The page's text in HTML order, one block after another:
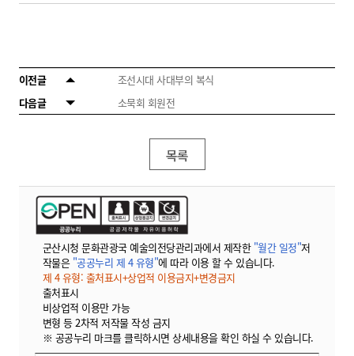
이전글
조선시대 사대부의 복식
다음글
소묵회 회원전
목록
군산시청 문화관광국 예술의전당관리과에서 제작한 "월간 일정"저
작물은 "공공누리 제 4 유형"에 따라 이용 할 수 있습니다.
제 4 유형: 출처표시+상업적 이용금지+변경금지
출처표시
비상업적 이용만 가능
변형 등 2차적 저작물 작성 금지
※ 공공누리 마크를 클릭하시면 상세내용을 확인 하실 수 있습니다.